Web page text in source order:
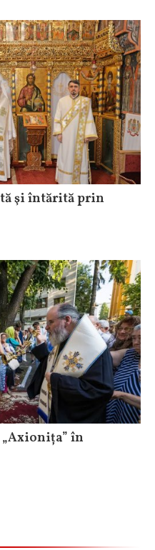
şi întărită prin
în